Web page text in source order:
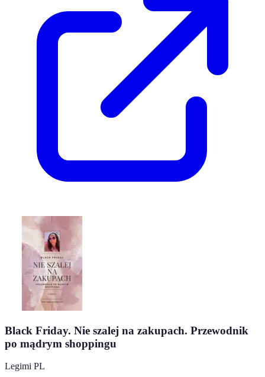
Black Friday. Nie szalej na zakupach. Przewodnik
po mądrym shoppingu
Legimi PL